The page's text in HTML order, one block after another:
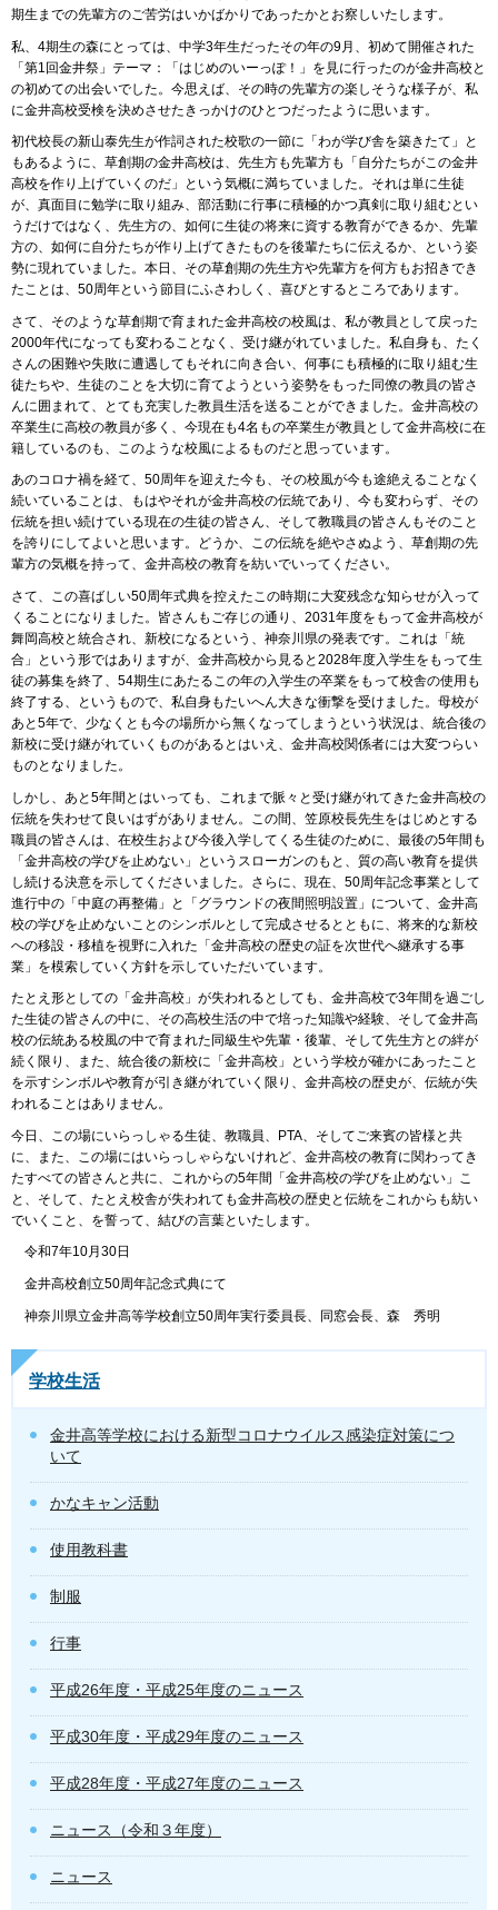
期生までの先輩方のご苦労はいかばかりであったかとお察しいたします。
私、4期生の森にとっては、中学3年生だったその年の9月、初めて開催された
「第1回金井祭」テーマ：「はじめのいーっぽ！」を見に行ったのが金井高校と
の初めての出会いでした。今思えば、その時の先輩方の楽しそうな様子が、私
に金井高校受検を決めさせたきっかけのひとつだったように思います。
初代校長の新山泰先生が作詞された校歌の一節に「わが学び舎を築きたて」と
もあるように、草創期の金井高校は、先生方も先輩方も「自分たちがこの金井
高校を作り上げていくのだ」という気概に満ちていました。それは単に生徒
が、真面目に勉学に取り組み、部活動に行事に積極的かつ真剣に取り組むとい
うだけではなく、先生方の、如何に生徒の将来に資する教育ができるか、先輩
方の、如何に自分たちが作り上げてきたものを後輩たちに伝えるか、という姿
勢に現れていました。本日、その草創期の先生方や先輩方を何方もお招きでき
たことは、50周年という節目にふさわしく、喜びとするところであります。
さて、そのような草創期で育まれた金井高校の校風は、私が教員として戻った
2000年代になっても変わることなく、受け継がれていました。私自身も、たく
さんの困難や失敗に遭遇してもそれに向き合い、何事にも積極的に取り組む生
徒たちや、生徒のことを大切に育てようという姿勢をもった同僚の教員の皆さ
んに囲まれて、とても充実した教員生活を送ることができました。金井高校の
卒業生に高校の教員が多く、今現在も4名もの卒業生が教員として金井高校に在
籍しているのも、このような校風によるものだと思っています。
あのコロナ禍を経て、50周年を迎えた今も、その校風が今も途絶えることなく
続いていることは、もはやそれが金井高校の伝統であり、今も変わらず、その
伝統を担い続けている現在の生徒の皆さん、そして教職員の皆さんもそのこと
を誇りにしてよいと思います。どうか、この伝統を絶やさぬよう、草創期の先
輩方の気概を持って、金井高校の教育を紡いでいってください。
さて、この喜ばしい50周年式典を控えたこの時期に大変残念な知らせが入って
くることになりました。皆さんもご存じの通り、2031年度をもって金井高校が
舞岡高校と統合され、新校になるという、神奈川県の発表です。これは「統
合」という形ではありますが、金井高校から見ると2028年度入学生をもって生
徒の募集を終了、54期生にあたるこの年の入学生の卒業をもって校舎の使用も
終了する、というもので、私自身もたいへん大きな衝撃を受けました。母校が
あと5年で、少なくとも今の場所から無くなってしまうという状況は、統合後の
新校に受け継がれていくものがあるとはいえ、金井高校関係者には大変つらい
ものとなりました。
しかし、あと5年間とはいっても、これまで脈々と受け継がれてきた金井高校の
伝統を失わせて良いはずがありません。この間、笠原校長先生をはじめとする
職員の皆さんは、在校生および今後入学してくる生徒のために、最後の5年間も
「金井高校の学びを止めない」というスローガンのもと、質の高い教育を提供
し続ける決意を示してくださいました。さらに、現在、50周年記念事業として
進行中の「中庭の再整備」と「グラウンドの夜間照明設置」について、金井高
校の学びを止めないことのシンボルとして完成させるとともに、将来的な新校
への移設・移植を視野に入れた「金井高校の歴史の証を次世代へ継承する事
業」を模索していく方針を示していただいています。
たとえ形としての「金井高校」が失われるとしても、金井高校で3年間を過ごし
た生徒の皆さんの中に、その高校生活の中で培った知識や経験、そして金井高
校の伝統ある校風の中で育まれた同級生や先輩・後輩、そして先生方との絆が
続く限り、また、統合後の新校に「金井高校」という学校が確かにあったこと
を示すシンボルや教育が引き継がれていく限り、金井高校の歴史が、伝統が失
われることはありません。
今日、この場にいらっしゃる生徒、教職員、PTA、そしてご来賓の皆様と共
に、また、この場にはいらっしゃらないけれど、金井高校の教育に関わってき
たすべての皆さんと共に、これからの5年間「金井高校の学びを止めない」こ
と、そして、たとえ校舎が失われても金井高校の歴史と伝統をこれからも紡い
でいくこと、を誓って、結びの言葉といたします。
令和7年10月30日
金井高校創立50周年記念式典にて
神奈川県立金井高等学校創立50周年実行委員長、同窓会長、森 秀明
学校生活
金井高等学校における新型コロナウイルス感染症対策につ
いて
かなキャン活動
使用教科書
制服
行事
平成26年度・平成25年度のニュース
平成30年度・平成29年度のニュース
平成28年度・平成27年度のニュース
ニュース（令和３年度）
ニュース